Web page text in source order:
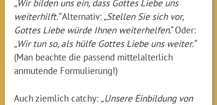
„Wir bilden uns ein, dass Gottes Liebe uns
weiterhilft.“Alternativ: „Stellen Sie sich vor,
Gottes Liebe würde Ihnen weiterhelfen.“ Oder:
„Wir tun so, als hülfe Gottes Liebe uns weiter.“
(Man beachte die passend mittelalterlich
anmutende Formulierung!)
Auch ziemlich catchy: „Unsere Einbildung von